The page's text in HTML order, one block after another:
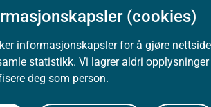
(cookies)
informasjonskapsler for å gjøre
statistikk. Vi lagrer aldri
deg som person.
Om nettstedet
Personvernerklæring